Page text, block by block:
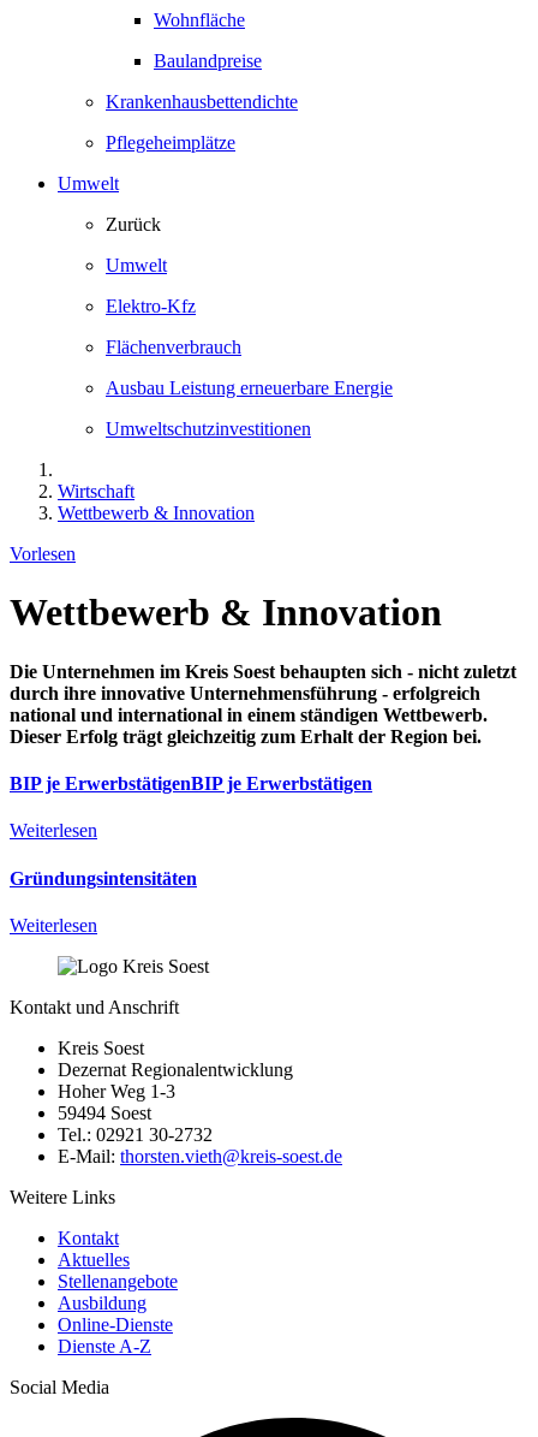
Wohnfläche
Baulandpreise
Krankenhausbettendichte
Pflegeheimplätze
Umwelt
Zurück
Umwelt
Elektro-Kfz
Flächenverbrauch
Ausbau Leistung erneuerbare Energie
Umweltschutzinvestitionen
Wirtschaft
Wettbewerb & Innovation
Vorlesen
Wettbewerb & Innovation
Die Unternehmen im Kreis Soest behaupten sich - nicht zuletzt
durch ihre innovative Unternehmensführung - erfolgreich
national und international in einem ständigen Wettbewerb.
Dieser Erfolg trägt gleichzeitig zum Erhalt der Region bei.
BIP je ErwerbstätigenBIP je Erwerbstätigen
Weiterlesen
Gründungsintensitäten
Weiterlesen
Kontakt und Anschrift
Kreis Soest
Dezernat Regionalentwicklung
Hoher Weg 1-3
59494 Soest
Tel.: 02921 30-2732
E-Mail: thorsten.vieth@​kreis-soest.de
Weitere Links
Kontakt
Aktuelles
Stellenangebote
Ausbildung
Online-Dienste
Dienste A-Z
Social Media